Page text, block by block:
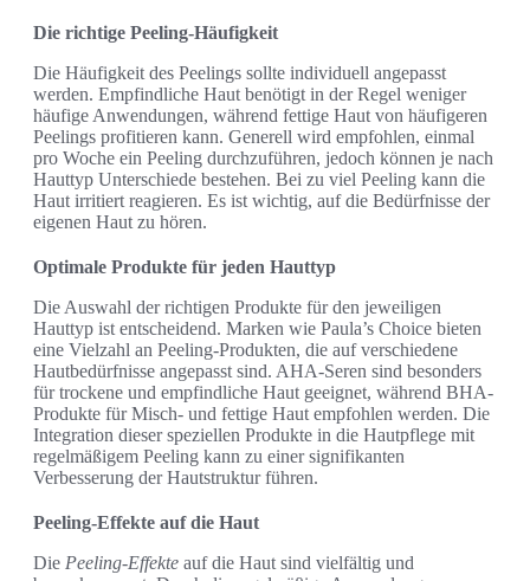
Die richtige Peeling-Häufigkeit
Die Häufigkeit des Peelings sollte individuell angepasst
werden. Empfindliche Haut benötigt in der Regel weniger
häufige Anwendungen, während fettige Haut von häufigeren
Peelings profitieren kann. Generell wird empfohlen, einmal
pro Woche ein Peeling durchzuführen, jedoch können je nach
Hauttyp Unterschiede bestehen. Bei zu viel Peeling kann die
Haut irritiert reagieren. Es ist wichtig, auf die Bedürfnisse der
eigenen Haut zu hören.
Optimale Produkte für jeden Hauttyp
Die Auswahl der richtigen Produkte für den jeweiligen
Hauttyp ist entscheidend. Marken wie Paula’s Choice bieten
eine Vielzahl an Peeling-Produkten, die auf verschiedene
Hautbedürfnisse angepasst sind. AHA-Seren sind besonders
für trockene und empfindliche Haut geeignet, während BHA-
Produkte für Misch- und fettige Haut empfohlen werden. Die
Integration dieser speziellen Produkte in die Hautpflege mit
regelmäßigem Peeling kann zu einer signifikanten
Verbesserung der Hautstruktur führen.
Peeling-Effekte auf die Haut
Die Peeling-Effekte auf die Haut sind vielfältig und